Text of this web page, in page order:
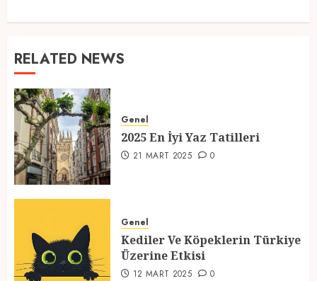
RELATED NEWS
Genel
2025 En İyi Yaz Tatilleri
21 MART 2025 0
Genel
Kediler Ve Köpeklerin Türkiye
Üzerine Etkisi
12 MART 2025 0